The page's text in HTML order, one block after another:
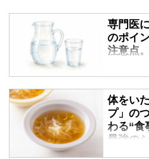
専門医
のポイ
注意点
料は？
知るに
取優二
健康のた
いと聞く
むくみが
に起き
体をい
プ」の
わる“食
最強の
専門医